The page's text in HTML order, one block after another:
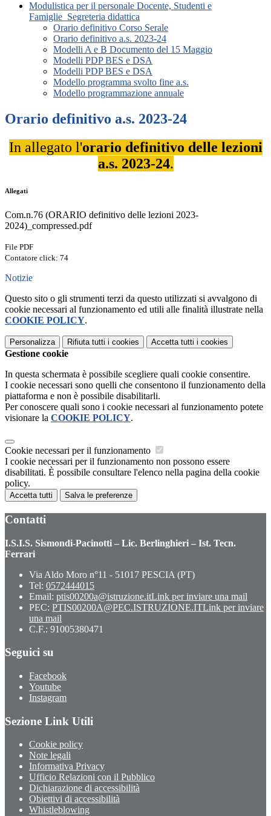
Modulistica per il personale Docente, Studenti e
Famiglie_Segreteria didattica
Orario definitivo Corso Serale
Orario definitivo a.s. 2023-24
Modelli A e B Documento del 15 Maggio
Modelli PDP BES e DSA
Modelli PDP BES e DSA
Modello programma svolto fine a.s.
Modello programmazione annuale
Orario definitivo a.s. 2023-24
In allegato l'orario definitivo delle lezioni
a.s. 2023-24.
Allegati
Com.n.76 (ORARIO definitivo delle lezioni 2023-
2024)_compressed.pdf
File PDF
Contatore click: 74
Notizie
Questo sito o gli strumenti terzi da questo utilizzati si avvalgono di
cookie necessari al funzionamento ed utili alle finalità illustrate nella
COOKIE POLICY.
Personalizza Rifiuta tutti i cookies Accetta tutti i cookies
Gestione cookie
In questa schermata è possibile scegliere quali cookie consentire.
I cookie necessari sono quelli che consentono il funzionamento della
piattaforma e non è possibile disabilitarli.
Per conoscere quali sono i cookie necessari al funzionamento potete
visionare la COOKIE POLICY.
Cookie necessari per il funzionamento
I cookie necessari per il funzionamento non possono essere
disabilitati. È possibile consultare l'elenco nella pagina della cookie
policy.
Accetta tutti Salva le preferenze
Contatti
I.S.I.S. Sismondi-Pacinotti – Lic. Berlinghieri – Ist. Tecn.
Ferrari
Via Aldo Moro n°11 - 51017 PESCIA (PT)
Tel: 0572444015
Email: ptis00200a@istruzione.itLink per inviare una mail
PEC: PTIS00200A@PEC.ISTRUZIONE.ITLink per inviare
una mail
C.F.: 91005380471
Seguici su
Facebook
Youtube
Instagram
Sezione Link Utili
Cookie policy
Note legali
Informativa Privacy
Ufficio Relazioni con il Pubblico
Dichiarazione di accessibilità
Obiettivi di accessibilità
Whistleblowing